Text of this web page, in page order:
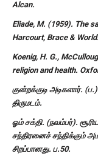
Alcan.
Eliade, M. (1959). The
Harcourt, Brace & World.
Koenig, H. G.,
religion and health.
குன்றக்குடி அடிகளார்.
திருமடம்.
ஓம் சக்தி. (நவம்பர்).
சந்திரனைச் சந்திக்கும்
சிறப்பானது. ப.50.